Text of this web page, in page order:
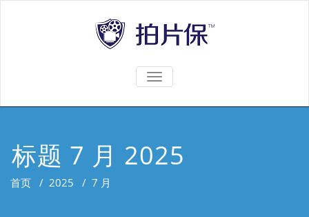
TOGGLE
标题 7 月 2025
首页 / 2025 / 7 月